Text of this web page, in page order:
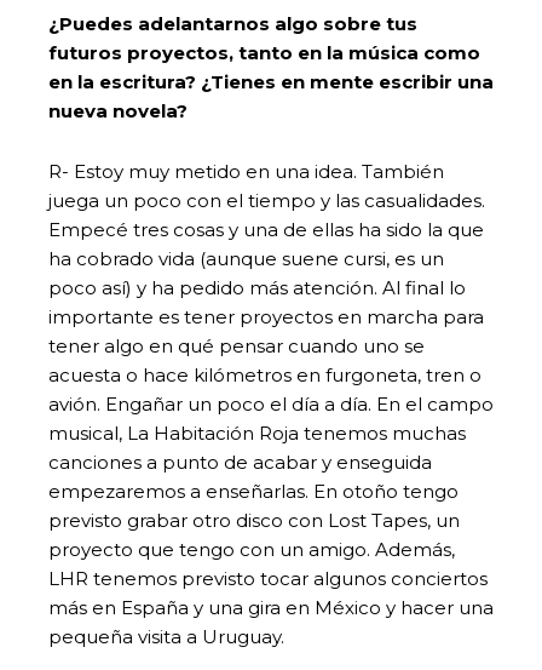
¿Puedes adelantarnos algo sobre tus
futuros proyectos, tanto en la música como
en la escritura? ¿Tienes en mente escribir una
nueva novela?
R- Estoy muy metido en una idea. También
juega un poco con el tiempo y las casualidades.
Empecé tres cosas y una de ellas ha sido la que
ha cobrado vida (aunque suene cursi, es un
poco así) y ha pedido más atención. Al final lo
importante es tener proyectos en marcha para
tener algo en qué pensar cuando uno se
acuesta o hace kilómetros en furgoneta, tren o
avión. Engañar un poco el día a día. En el campo
musical, La Habitación Roja tenemos muchas
canciones a punto de acabar y enseguida
empezaremos a enseñarlas. En otoño tengo
previsto grabar otro disco con Lost Tapes, un
proyecto que tengo con un amigo. Además,
LHR tenemos previsto tocar algunos conciertos
más en España y una gira en México y hacer una
pequeña visita a Uruguay.